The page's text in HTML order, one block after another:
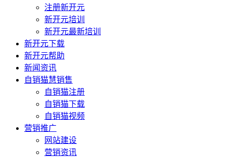
注册新开元
新开元培训
新开元最新培训
新开元下载
新开元帮助
新闻资讯
自销猫慧销售
自销猫注册
自销猫下载
自销猫视频
营销推广
网站建设
营销资讯